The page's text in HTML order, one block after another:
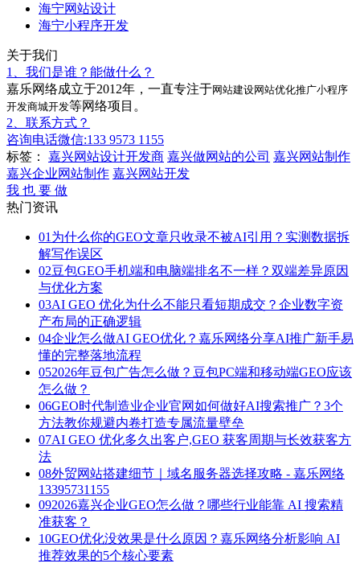
海宁网站设计
海宁小程序开发
关于我们
1、我们是谁？能做什么？
嘉乐网络成立于2012年，一直专注于网站建设网站优化推广小程序
开发商城开发等网络项目。
2、联系方式？
咨询电话微信:133 9573 1155
标签： 嘉兴网站设计开发商 嘉兴做网站的公司 嘉兴网站制作
嘉兴企业网站制作 嘉兴网站开发
我 也 要 做
热门资讯
01 为什么你的GEO文章只收录不被AI引用？实测数据拆
解写作误区
02豆包GEO手机端和电脑端排名不一样？双端差异原因
与优化方案
03AI GEO 优化为什么不能只看短期成交？企业数字资
产布局的正确逻辑
04企业怎么做AI GEO优化？嘉乐网络分享AI推广新手易
懂的完整落地流程
052026年豆包广告怎么做？豆包PC端和移动端GEO应该
怎么做？
06GEO时代制造业企业官网如何做好AI搜索推广？3个
方法教你规避内卷打造专属流量壁垒
07AI GEO 优化多久出客户,GEO 获客周期与长效获客方
法
08外贸网站搭建细节｜域名服务器选择攻略 - 嘉乐网络
13395731155
092026嘉兴企业GEO怎么做？哪些行业能靠 AI 搜索精
准获客？
10GEO优化没效果是什么原因？嘉乐网络分析影响 AI
推荐效果的5个核心要素